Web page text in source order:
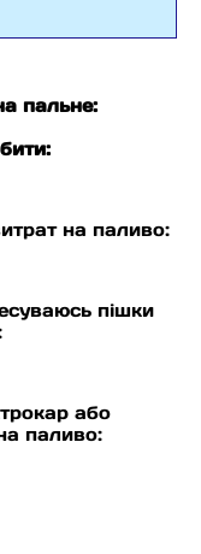
пальне:
на паливо:
пішки
або
паливо: